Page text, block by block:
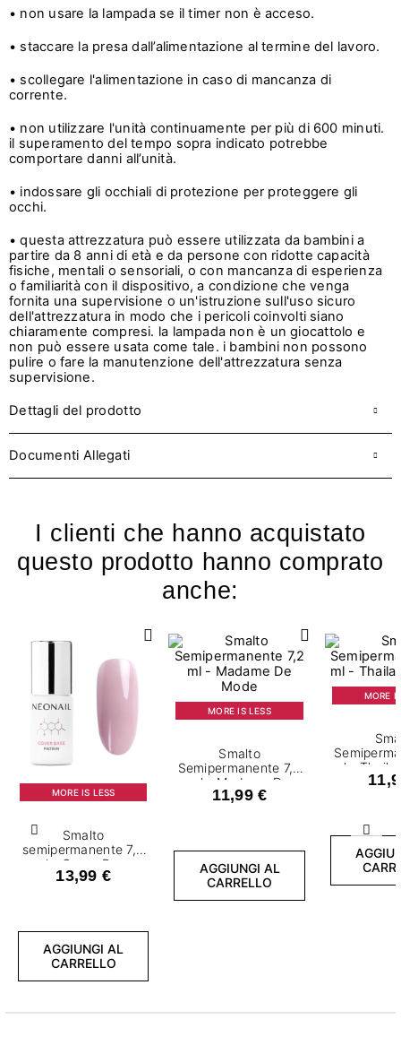
• non usare la lampada se il timer non è acceso.
• staccare la presa dall’alimentazione al termine del lavoro.
• scollegare l'alimentazione in caso di mancanza di
corrente.
• non utilizzare l'unità continuamente per più di 600 minuti.
il superamento del tempo sopra indicato potrebbe
comportare danni all’unità.
• indossare gli occhiali di protezione per proteggere gli
occhi.
• questa attrezzatura può essere utilizzata da bambini a
partire da 8 anni di età e da persone con ridotte capacità
fisiche, mentali o sensoriali, o con mancanza di esperienza
o familiarità con il dispositivo, a condizione che venga
fornita una supervisione o un'istruzione sull'uso sicuro
dell'attrezzatura in modo che i pericoli coinvolti siano
chiaramente compresi. la lampada non è un giocattolo e
non può essere usata come tale. i bambini non possono
pulire o fare la manutenzione dell'attrezzatura senza
supervisione.
Dettagli del prodotto
Documenti Allegati
I clienti che hanno acquistato
questo prodotto hanno comprato
anche:
Precedente
MORE IS LESS
Smalto
semipermanente 7,2
ml - Cover Base
Protein Light Nude
13,99 €
AGGIUNGI AL
CARRELLO
MORE IS LESS
Smalto
Semipermanente 7,2
ml - Madame De
Mode
11,99 €
AGGIUNGI AL
CARRELLO
MORE
ml -